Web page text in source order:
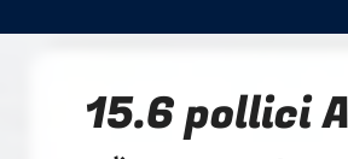
15.6 pollici